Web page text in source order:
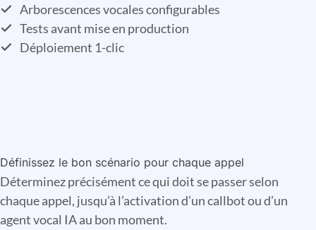
Arborescences vocales configurables
Tests avant mise en production
Déploiement 1-clic
Définissez le bon scénario pour chaque appel
Déterminez précisément ce qui doit se passer selon
chaque appel, jusqu’à l’activation d’un callbot ou d’un
agent vocal IA au bon moment.